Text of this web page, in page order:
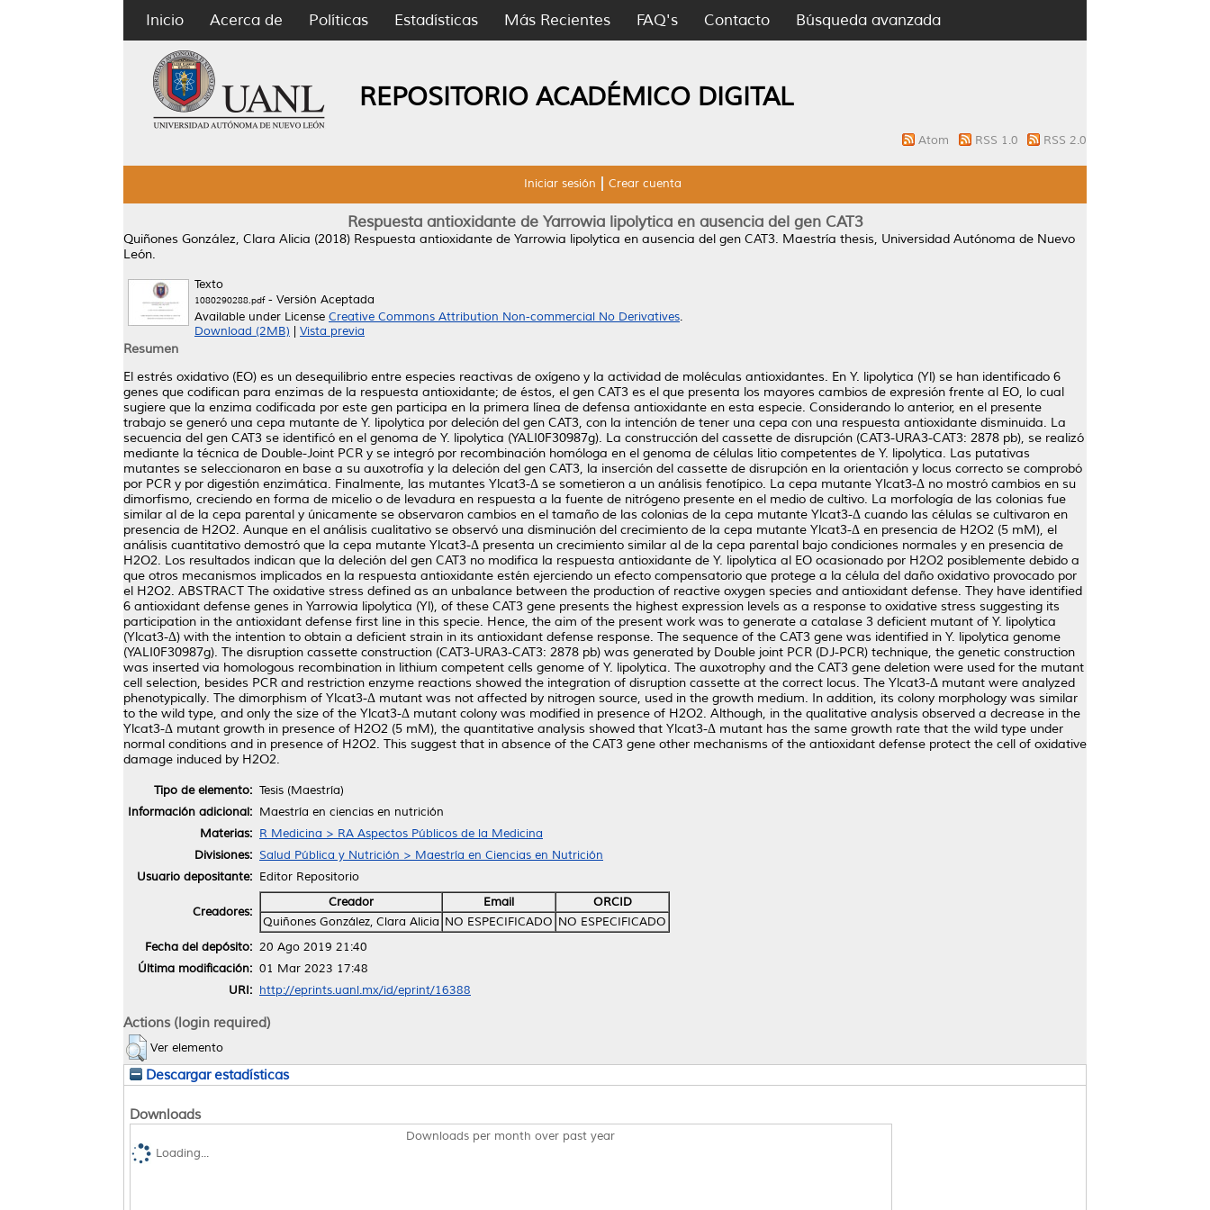
Inicio Acerca de Políticas Estadísticas Más Recientes FAQ's Contacto Búsqueda avanzada
REPOSITORIO ACADÉMICO DIGITAL
Atom RSS 1.0 RSS 2.0
Iniciar sesión Crear cuenta
Respuesta antioxidante de Yarrowia lipolytica en ausencia del gen CAT3
Quiñones González, Clara Alicia (2018) Respuesta antioxidante de Yarrowia lipolytica en ausencia del gen CAT3. Maestría thesis, Universidad Autónoma de Nuevo
León.
Texto
1080290288.pdf- Versión Aceptada
Available under License Creative Commons Attribution Non-commercial No Derivatives.
Download (2MB)
Vista previa
Resumen
El estrés oxidativo (EO) es un desequilibrio entre especies reactivas de oxígeno y la actividad de moléculas antioxidantes. En Y. lipolytica (Yl) se han identificado 6
genes que codifican para enzimas de la respuesta antioxidante; de éstos, el gen CAT3 es el que presenta los mayores cambios de expresión frente al EO, lo cual
sugiere que la enzima codificada por este gen participa en la primera línea de defensa antioxidante en esta especie. Considerando lo anterior, en el presente
trabajo se generó una cepa mutante de Y. lipolytica por deleción del gen CAT3, con la intención de tener una cepa con una respuesta antioxidante disminuida. La
secuencia del gen CAT3 se identificó en el genoma de Y. lipolytica (YALI0F30987g). La construcción del cassette de disrupción (CAT3-URA3-CAT3: 2878 pb), se realizó
mediante la técnica de Double-Joint PCR y se integró por recombinación homóloga en el genoma de células litio competentes de Y. lipolytica. Las putativas
mutantes se seleccionaron en base a su auxotrofía y la deleción del gen CAT3, la inserción del cassette de disrupción en la orientación y locus correcto se comprobó
por PCR y por digestión enzimática. Finalmente, las mutantes Ylcat3-Δ se sometieron a un análisis fenotípico. La cepa mutante Ylcat3-Δ no mostró cambios en su
dimorfismo, creciendo en forma de micelio o de levadura en respuesta a la fuente de nitrógeno presente en el medio de cultivo. La morfología de las colonias fue
similar al de la cepa parental y únicamente se observaron cambios en el tamaño de las colonias de la cepa mutante Ylcat3-Δ cuando las células se cultivaron en
presencia de H2O2. Aunque en el análisis cualitativo se observó una disminución del crecimiento de la cepa mutante Ylcat3-Δ en presencia de H2O2 (5 mM), el
análisis cuantitativo demostró que la cepa mutante Ylcat3-Δ presenta un crecimiento similar al de la cepa parental bajo condiciones normales y en presencia de
H2O2. Los resultados indican que la deleción del gen CAT3 no modifica la respuesta antioxidante de Y. lipolytica al EO ocasionado por H2O2 posiblemente debido a
que otros mecanismos implicados en la respuesta antioxidante estén ejerciendo un efecto compensatorio que protege a la célula del daño oxidativo provocado por
el H2O2. ABSTRACT The oxidative stress defined as an unbalance between the production of reactive oxygen species and antioxidant defense. They have identified
6 antioxidant defense genes in Yarrowia lipolytica (Yl), of these CAT3 gene presents the highest expression levels as a response to oxidative stress suggesting its
participation in the antioxidant defense first line in this specie. Hence, the aim of the present work was to generate a catalase 3 deficient mutant of Y. lipolytica
(Ylcat3-Δ) with the intention to obtain a deficient strain in its antioxidant defense response. The sequence of the CAT3 gene was identified in Y. lipolytica genome
(YALI0F30987g). The disruption cassette construction (CAT3-URA3-CAT3: 2878 pb) was generated by Double joint PCR (DJ-PCR) technique, the genetic construction
was inserted via homologous recombination in lithium competent cells genome of Y. lipolytica. The auxotrophy and the CAT3 gene deletion were used for the mutant
cell selection, besides PCR and restriction enzyme reactions showed the integration of disruption cassette at the correct locus. The Ylcat3-Δ mutant were analyzed
phenotypically. The dimorphism of Ylcat3-Δ mutant was not affected by nitrogen source, used in the growth medium. In addition, its colony morphology was similar
to the wild type, and only the size of the Ylcat3-Δ mutant colony was modified in presence of H2O2. Although, in the qualitative analysis observed a decrease in the
Ylcat3-Δ mutant growth in presence of H2O2 (5 mM), the quantitative analysis showed that Ylcat3-Δ mutant has the same growth rate that the wild type under
normal conditions and in presence of H2O2. This suggest that in absence of the CAT3 gene other mechanisms of the antioxidant defense protect the cell of oxidative
damage induced by H2O2.
Tipo de elemento: Tesis (Maestría)
Información adicional: Maestría en ciencias en nutrición
Materias: R Medicina > RA Aspectos Públicos de la Medicina
Divisiones: Salud Pública y Nutrición > Maestría en Ciencias en Nutrición
Usuario depositante: Editor Repositorio
Creadores:
Creador Email
ORCID
Quiñones González, Clara Alicia NO ESPECIFICADO NO ESPECIFICADO
Fecha del depósito: 20 Ago 2019 21:40
Última modificación: 01 Mar 2023 17:48
URI: http://eprints.uanl.mx/id/eprint/16388
Actions (login required)
Ver elemento
Descargar estadísticas
Downloads
Downloads per month over past year
Loading...